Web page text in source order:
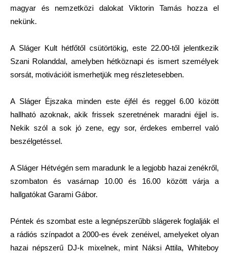
magyar és nemzetközi dalokat Viktorin Tamás hozza el
nekünk.
A Sláger Kult hétfőtől csütörtökig, este 22.00-től jelentkezik
Szani Rolanddal, amelyben hétköznapi és ismert személyek
sorsát, motivációit ismerhetjük meg részletesebben.
A Sláger Éjszaka minden este éjfél és reggel 6.00 között
hallható azoknak, akik frissek szeretnének maradni éjjel is.
Nekik szól a sok jó zene, egy sor, érdekes emberrel való
beszélgetéssel.
A Sláger Hétvégén sem maradunk le a legjobb hazai zenékről,
szombaton és vasárnap 10.00 és 16.00 között várja a
hallgatókat Garami Gábor.
Péntek és szombat este a legnépszerűbb slágerek foglalják el
a rádiós színpadot a 2000-es évek zenéivel, amelyeket olyan
hazai népszerű DJ-k mixelnek, mint Náksi Attila, Whiteboy